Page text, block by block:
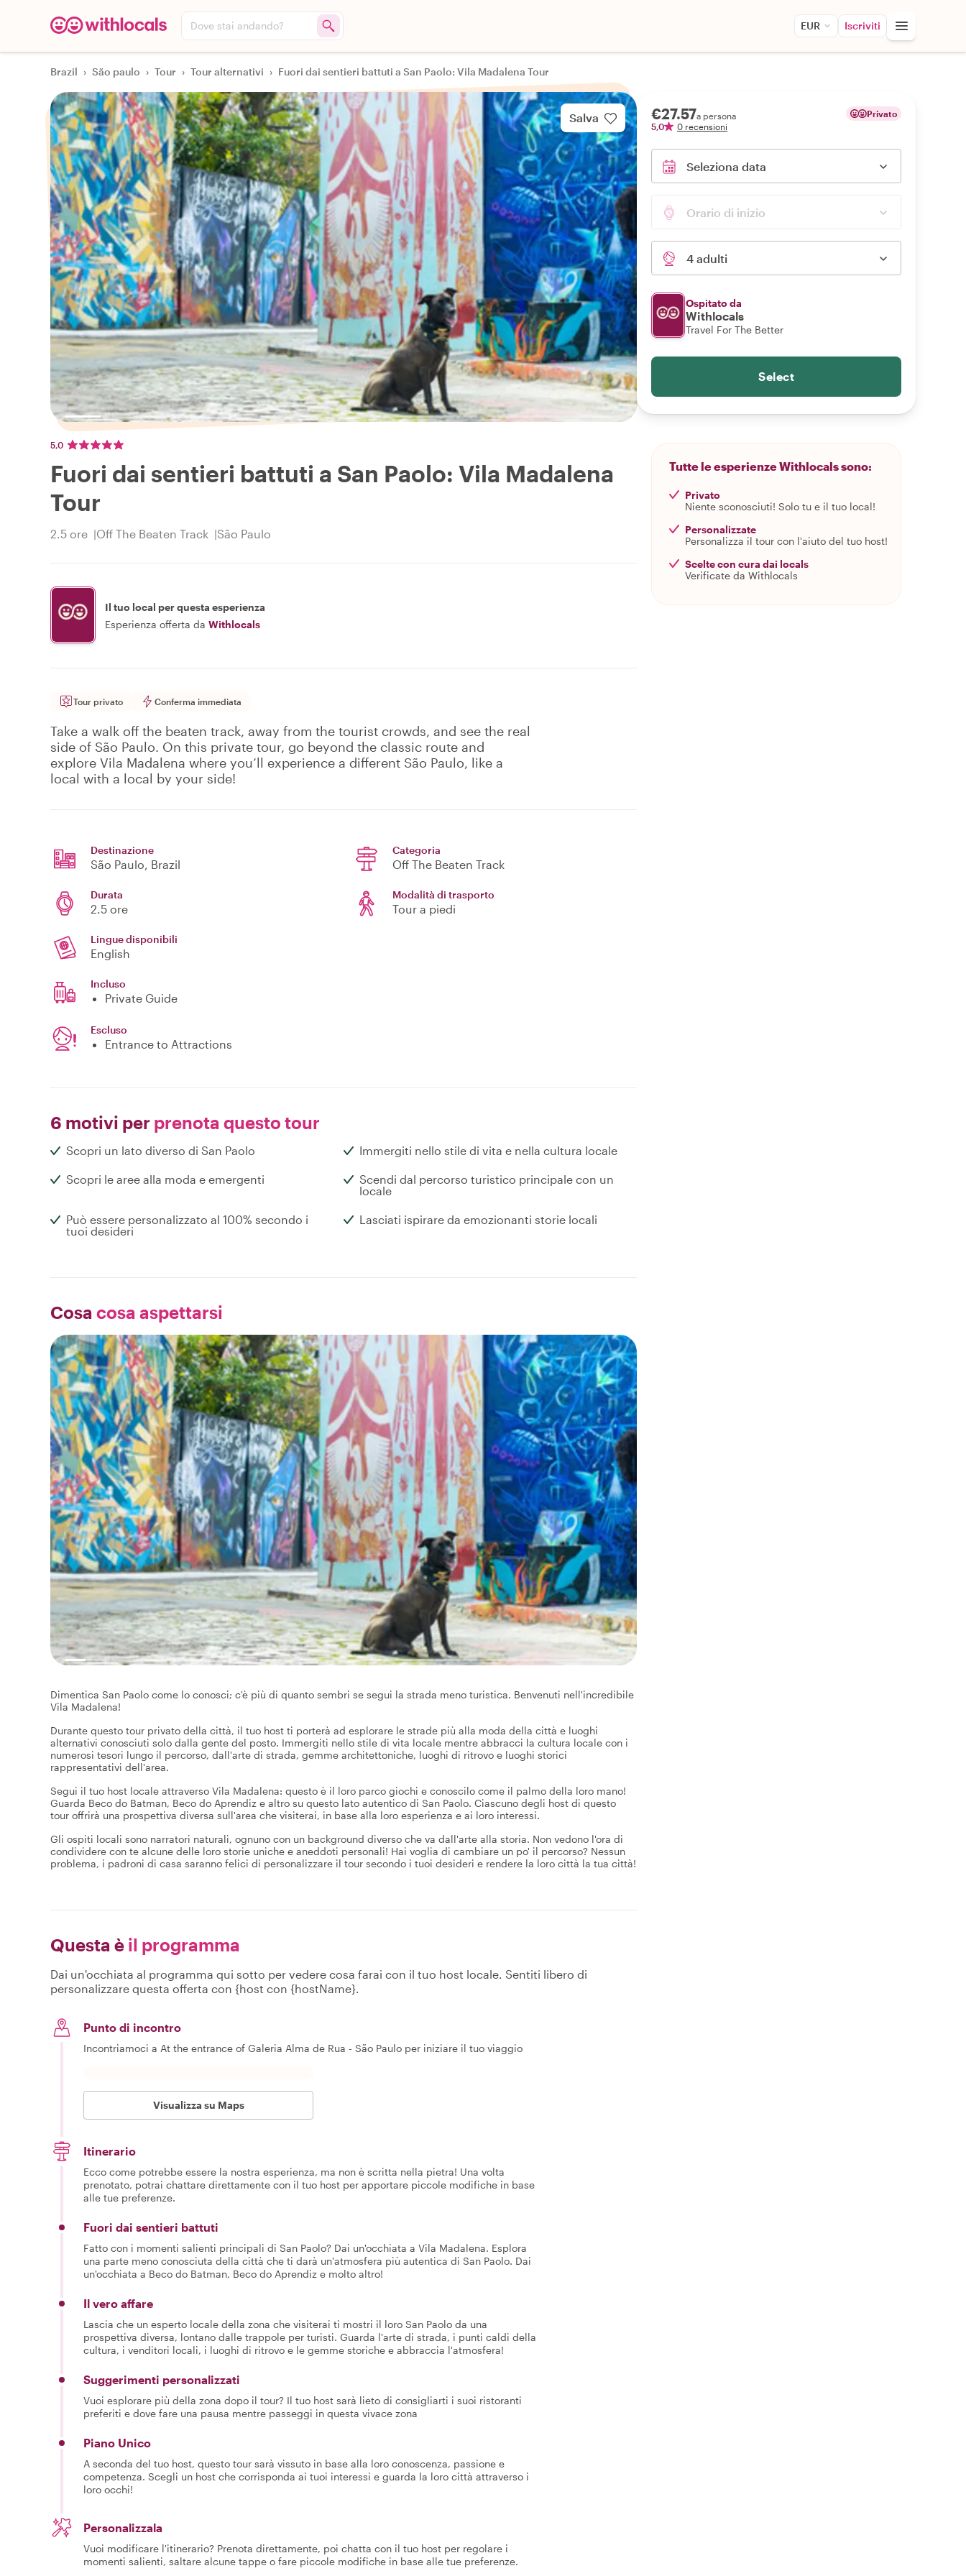
Dove stai andando? EUR Iscriviti
Brazil › São paulo › Tour › Tour alternativi › Fuori dai sentieri battuti a San Paolo: Vila Madalena Tour
Salva
5,0
Fuori dai sentieri battuti a San Paolo: Vila Madalena
Tour
2.5 ore Off The Beaten Track São Paulo
Il tuo local per questa esperienza
Esperienza offerta da Withlocals
Tour privato Conferma immediata
Take a walk off the beaten track, away from the tourist crowds, and see the real
side of São Paulo. On this private tour, go beyond the classic route and
explore Vila Madalena where you’ll experience a different São Paulo, like a
local with a local by your side!
Destinazione
São Paulo, Brazil
Categoria
Off The Beaten Track
Durata
2.5 ore
Modalità di trasporto
Tour a piedi
Lingue disponibili
English
Incluso
Private Guide
Escluso
Entrance to Attractions
6 motivi per prenota questo tour
Scopri un lato diverso di San Paolo Immergiti nello stile di vita e nella cultura locale
Scopri le aree alla moda e emergenti
Scendi dal percorso turistico principale con un
locale
Può essere personalizzato al 100% secondo i
tuoi desideri
Lasciati ispirare da emozionanti storie locali
Cosa cosa aspettarsi
Dimentica San Paolo come lo conosci; c'è più di quanto sembri se segui la strada meno turistica. Benvenuti nell'incredibile
Vila Madalena!
Durante questo tour privato della città, il tuo host ti porterà ad esplorare le strade più alla moda della città e luoghi
alternativi conosciuti solo dalla gente del posto. Immergiti nello stile di vita locale mentre abbracci la cultura locale con i
numerosi tesori lungo il percorso, dall'arte di strada, gemme architettoniche, luoghi di ritrovo e luoghi storici
rappresentativi dell'area.
Segui il tuo host locale attraverso Vila Madalena: questo è il loro parco giochi e conoscilo come il palmo della loro mano!
Guarda Beco do Batman, Beco do Aprendiz e altro su questo lato autentico di San Paolo. Ciascuno degli host di questo
tour offrirà una prospettiva diversa sull'area che visiterai, in base alla loro esperienza e ai loro interessi.
Gli ospiti locali sono narratori naturali, ognuno con un background diverso che va dall'arte alla storia. Non vedono l'ora di
condividere con te alcune delle loro storie uniche e aneddoti personali! Hai voglia di cambiare un po' il percorso? Nessun
problema, i padroni di casa saranno felici di personalizzare il tour secondo i tuoi desideri e rendere la loro città la tua città!
Questa è il programma
Dai un'occhiata al programma qui sotto per vedere cosa farai con il tuo host locale. Sentiti libero di
personalizzare questa offerta con {host con {hostName}.
Punto di incontro
Incontriamoci a At the entrance of Galeria Alma de Rua - São Paulo per iniziare il tuo viaggio
Visualizza su Maps
Itinerario
Ecco come potrebbe essere la nostra esperienza, ma non è scritta nella pietra! Una volta
prenotato, potrai chattare direttamente con il tuo host per apportare piccole modifiche in base
alle tue preferenze.
Fuori dai sentieri battuti
Fatto con i momenti salienti principali di San Paolo? Dai un'occhiata a Vila Madalena. Esplora
una parte meno conosciuta della città che ti darà un'atmosfera più autentica di San Paolo. Dai
un'occhiata a Beco do Batman, Beco do Aprendiz e molto altro!
Il vero affare
Lascia che un esperto locale della zona che visiterai ti mostri il loro San Paolo da una
prospettiva diversa, lontano dalle trappole per turisti. Guarda l'arte di strada, i punti caldi della
cultura, i venditori locali, i luoghi di ritrovo e le gemme storiche e abbraccia l'atmosfera!
Suggerimenti personalizzati
Vuoi esplorare più della zona dopo il tour? Il tuo host sarà lieto di consigliarti i suoi ristoranti
preferiti e dove fare una pausa mentre passeggi in questa vivace zona
Piano Unico
A seconda del tuo host, questo tour sarà vissuto in base alla loro conoscenza, passione e
competenza. Scegli un host che corrisponda ai tuoi interessi e guarda la loro città attraverso i
loro occhi!
Personalizzala
Vuoi modificare l'itinerario? Prenota direttamente, poi chatta con il tuo host per regolare i
momenti salienti, saltare alcune tappe o fare piccole modifiche in base alle tue preferenze.
€27.57a persona
5,0
0 recensioni
Privato
Seleziona data
Orario di inizio
4 adulti
Ospitato da
Withlocals
Travel For The Better
Select
Tutte le esperienze Withlocals sono:
Privato
Niente sconosciuti! Solo tu e il tuo local!
Personalizzate
Personalizza il tour con l'aiuto del tuo host!
Scelte con cura dai locals
Verificate da Withlocals